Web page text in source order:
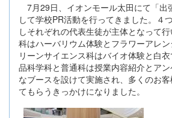
7月29日、イオンモール太田にて「出
して学校PR活動を行ってきました。４
しそれぞれの代表生徒が主体となって
科はハーバリウム体験とフラワーアレ
リーンサイエンス科はバイオ体験と白
品科学科と普通科は授業内容紹介とア
なブースを設けて実施され、多くのお
てもらうきっかけになりました。